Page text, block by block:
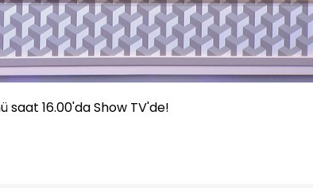
saat 16.00'da Show TV'de!